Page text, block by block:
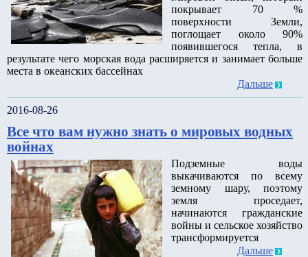
покрывает 70 %
поверхности Земли,
поглощает около 90%
появившегося тепла, в
результате чего морская вода расширяется и занимает больше
места в океанских бассейнах
Дальше
2016-08-26
Все что вам нужно знать о мировых водных
войнах
Подземные воды
выкачиваются по всему
земному шару, поэтому
земля проседает,
начинаются гражданские
войны и сельское хозяйство
трансформируется
Дальше